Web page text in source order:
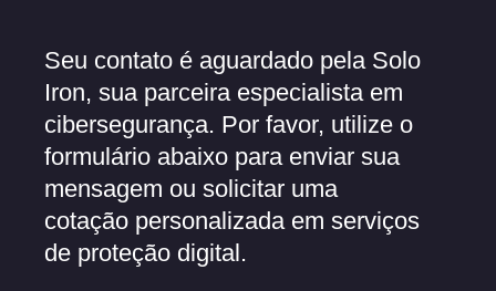
Seu contato é aguardado pela Solo
Iron, sua parceira especialista em
cibersegurança. Por favor, utilize o
formulário abaixo para enviar sua
mensagem ou solicitar uma
cotação personalizada em serviços
de proteção digital.